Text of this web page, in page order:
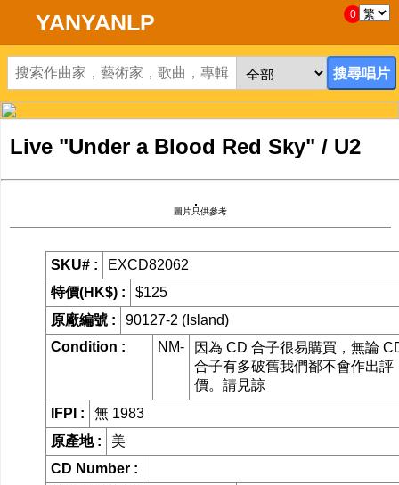
首頁
新到CD
CD
清貨
清貨發燒零件
網購/發貨付
運
YANYANLP 0
Live "Under a Blood Red Sky" / U2
圖片只供參考
SKU# :
EXCD82062
特價(HK$) :
$125
原廠編號 :
90127-2 (Island)
Condition :
NM-
因為 CD 合子很易購買，無論
合子有多破舊我們鄱不會作出評
價。請見諒
IFPI :
無 1983
原產地 :
美
CD Number :